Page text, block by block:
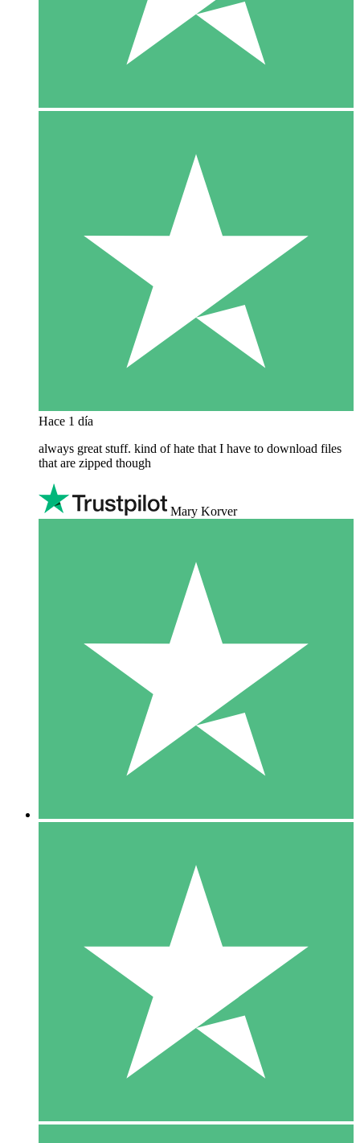
Hace 1 día
always great stuff. kind of hate that I have to download files
that are zipped though
Mary Korver